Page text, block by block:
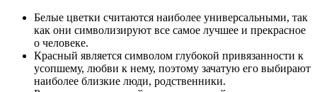
Белые цветки считаются наиболее универсальными, так
как они символизируют все самое лучшее и прекрасное
о человеке.
Красный является символом глубокой привязанности к
усопшему, любви к нему, поэтому зачатую его выбирают
наиболее близкие люди, родственники.